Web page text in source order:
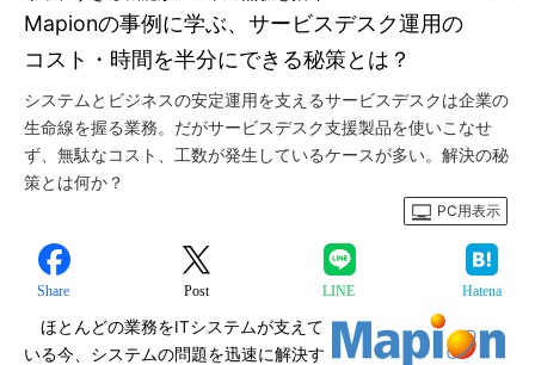
Mapionの事例に学ぶ、サービスデスク運用の
コスト・時間を半分にできる秘策とは？
システムとビジネスの安定運用を支えるサービスデスクは企業の
生命線を握る業務。だがサービスデスク支援製品を使いこなせ
ず、無駄なコスト、工数が発生しているケースが多い。解決の秘
策とは何か？
PC用表示
Share Post LINE Hatena
ほとんどの業務をITシステムが支えて
いる今、システムの問題を迅速に解決す